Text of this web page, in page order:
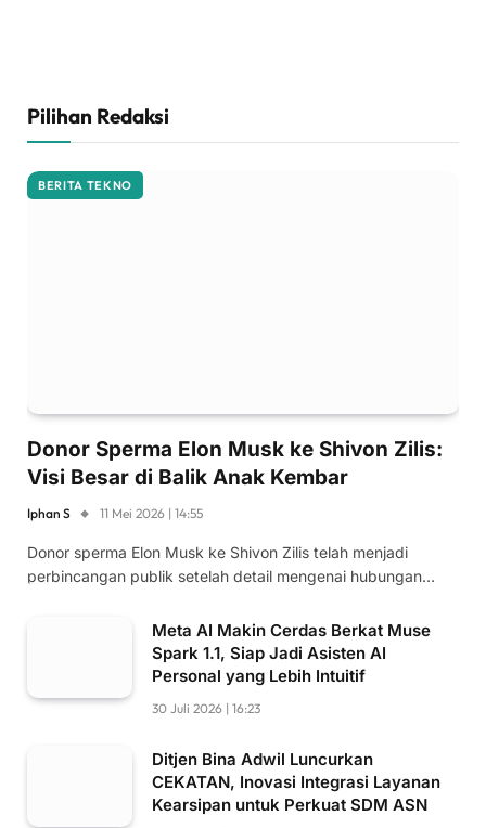
Pilihan Redaksi
BERITA TEKNO
Donor Sperma Elon Musk ke Shivon Zilis:
Visi Besar di Balik Anak Kembar
Iphan S 11 Mei 2026 | 14:55
Donor sperma Elon Musk ke Shivon Zilis telah menjadi
perbincangan publik setelah detail mengenai hubungan…
Meta AI Makin Cerdas Berkat Muse
Spark 1.1, Siap Jadi Asisten AI
Personal yang Lebih Intuitif
30 Juli 2026 | 16:23
Ditjen Bina Adwil Luncurkan
CEKATAN, Inovasi Integrasi Layanan
Kearsipan untuk Perkuat SDM ASN